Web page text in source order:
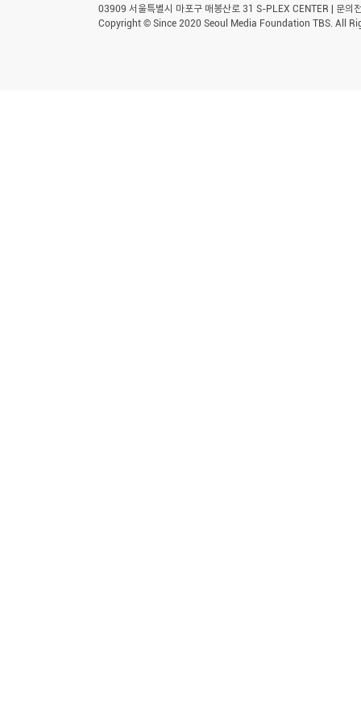
03909 서울특별시 마포구 매봉산로 31 S-PLEX CENTER | 문
Copyright © Since 2020 Seoul Media Foundation TBS. All